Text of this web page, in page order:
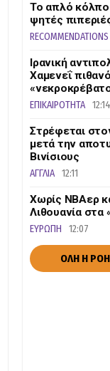
Το απλό κόλπο
ψητές
RECOMMENDATIONS
Ιρανική
Χαμενεΐ
ΕΠΙΚΑΙΡΟΤΗΤΑ 12:14
Στρέφεται
μετά την
Βινίσιους
ΑΓΓΛΙΑ 12:11
Χωρίς ΝΒΑερ
Λιθουανία στα
ΕΥΡΩΠΗ 12:07
ΟΛΗ Η ΡΟΗ